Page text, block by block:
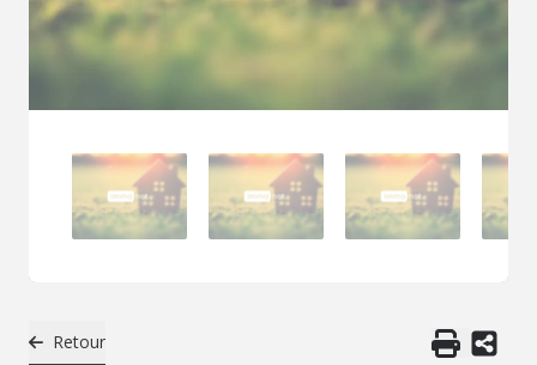
Retour